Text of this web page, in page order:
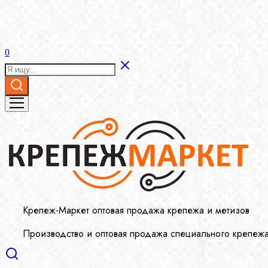
0
Крепеж-Маркет оптовая продажа крепежа и метизов
Производство и оптовая продажа специального